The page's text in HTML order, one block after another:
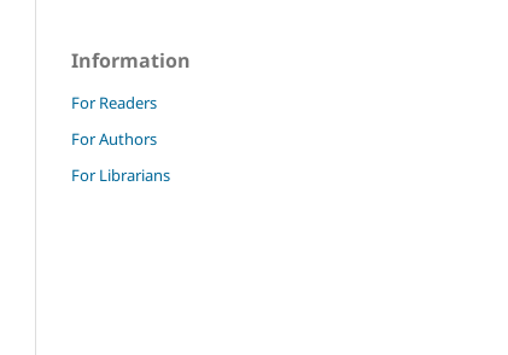
Information
For Readers
For Authors
For Librarians